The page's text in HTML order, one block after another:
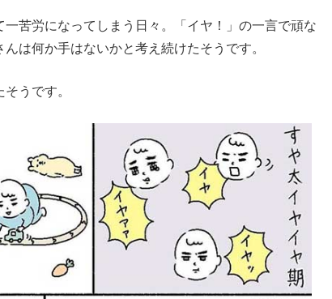
苦労になってしまう日々。「イヤ！」の一言で頑な
は何か手はないかと考え続けたそうです。
うです。